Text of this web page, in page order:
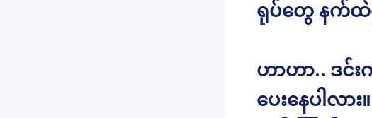
ရုပ်တွေ နက်ထဲ
ဟာဟာ.. ဒင်
ပေးနေပါလ